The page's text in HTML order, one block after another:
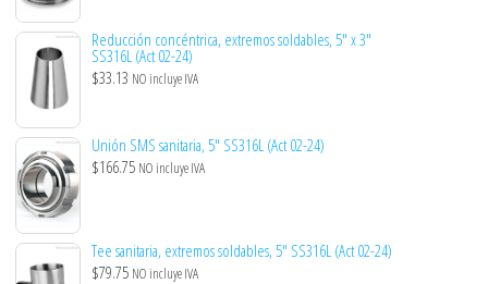
Reducción concéntrica, extremos soldables, 5" x 3"
SS316L (Act 02-24)
$33.13 NO incluye IVA
Unión SMS sanitaria, 5" SS316L (Act 02-24)
$166.75 NO incluye IVA
Tee sanitaria, extremos soldables, 5" SS316L (Act 02-24)
$79.75 NO incluye IVA